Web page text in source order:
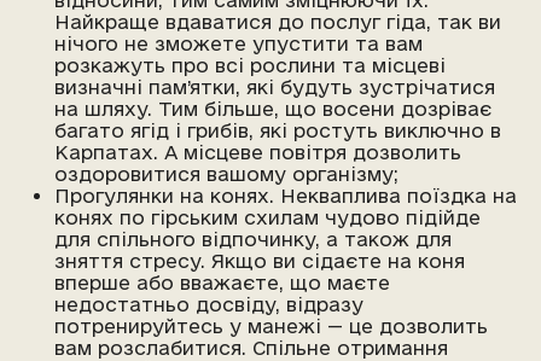
Найкраще вдаватися до послуг гіда, так ви
нічого не зможете упустити та вам
розкажуть про всі рослини та місцеві
визначні пам’ятки, які будуть зустрічатися
на шляху. Тим більше, що восени дозріває
багато ягід і грибів, які ростуть виключно в
Карпатах. А місцеве повітря дозволить
оздоровитися вашому організму;
Прогулянки на конях. Некваплива поїздка на
конях по гірським схилам чудово підійде
для спільного відпочинку, а також для
зняття стресу. Якщо ви сідаєте на коня
вперше або вважаєте, що маєте
недостатньо досвіду, відразу
потренируйтесь у манежі — це дозволить
вам розслабитися. Спільне отримання